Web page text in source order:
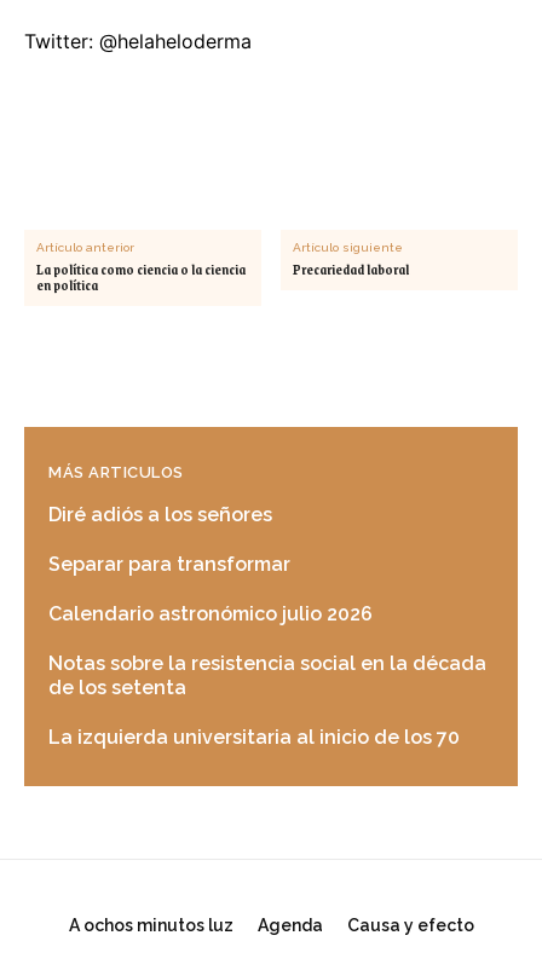
Twitter: @helaheloderma
Artículo anterior
La política como ciencia o la ciencia
en política
Artículo siguiente
Precariedad laboral
MÁS ARTICULOS
Diré adiós a los señores
Separar para transformar
Calendario astronómico julio 2026
Notas sobre la resistencia social en la década
de los setenta
La izquierda universitaria al inicio de los 70
A ochos minutos luz Agenda Causa y efecto